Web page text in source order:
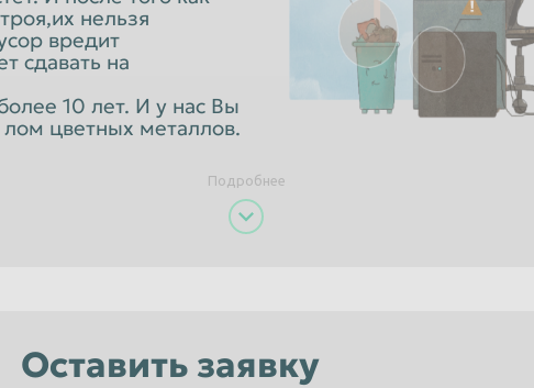
Орёл
Петропавловск-Камчатский
Санкт-Петербург
Севастополь
нельзя
вредит
сдавать на
10 лет. И у нас Вы
цветных металлов.
Подробнее
Оставить заявку